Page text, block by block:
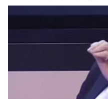
Balonmano
Kirolak 360